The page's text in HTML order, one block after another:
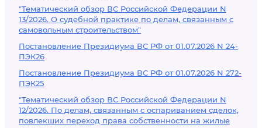
"Тематический обзор ВС Российской Федерации N
13/2026. О судебной практике по делам, связанным с
самовольным строительством"
Постановление Президиума ВС РФ от 01.07.2026 N 24-
ПЭК26
Постановление Президиума ВС РФ от 01.07.2026 N 272-
ПЭК25
"Тематический обзор ВС Российской Федерации N
12/2026. По делам, связанным с оспариванием сделок,
повлекших переход права собственности на жилые